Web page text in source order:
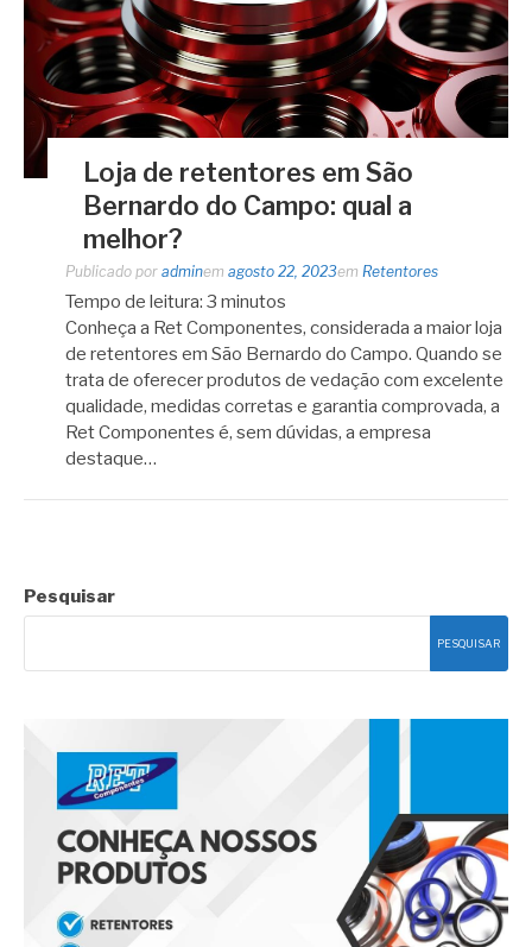
Loja de retentores em São
Bernardo do Campo: qual a
melhor?
Publicado por adminem agosto 22, 2023em Retentores
Tempo de leitura: 3 minutos
Conheça a Ret Componentes, considerada a maior loja
de retentores em São Bernardo do Campo. Quando se
trata de oferecer produtos de vedação com excelente
qualidade, medidas corretas e garantia comprovada, a
Ret Componentes é, sem dúvidas, a empresa
destaque…
Pesquisar
PESQUISAR